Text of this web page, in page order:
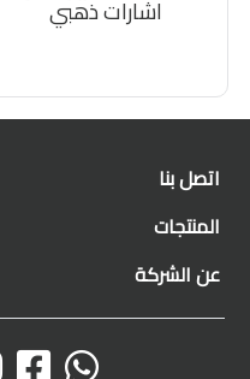
اشارات ذهبي
اتصل بنا
المنتجات
عن الشركة